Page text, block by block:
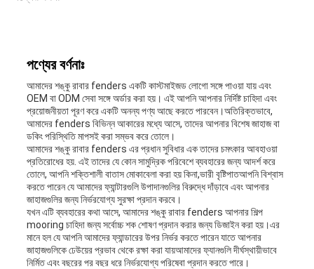
সাইট
ম্যাপ
PRIVACY
POLICY
পণ্যের বর্ণনাঃ
আমাদের শঙ্কু রাবার fenders একটি কাস্টমাইজড লোগো সঙ্গে পাওয়া যায় এবং
OEM বা ODM সেবা সঙ্গে অর্ডার করা হয়। এই আপনি আপনার নির্দিষ্ট চাহিদা এবং
প্রয়োজনীয়তা পূরণ করে একটি অনন্য পণ্য আছে করতে পারবেন।অতিরিক্তভাবে,
আমাদের fenders বিভিন্ন আকারের মধ্যে আসে, তাদের আপনার বিশেষ জাহাজ বা
ডকিং পরিস্থিতি মাপসই করা সম্ভব করে তোলে।
আমাদের শঙ্কু রাবার fenders এর প্রধান সুবিধার এক তাদের চমৎকার আবহাওয়া
প্রতিরোধের হয়. এই তাদের যে কোন সামুদ্রিক পরিবেশে ব্যবহারের জন্য আদর্শ করে
তোলে, আপনি শক্তিশালী বাতাস মোকাবেলা করা হয় কিনা,ভারী বৃষ্টিপাতআপনি বিশ্বাস
করতে পারেন যে আমাদের ফ্যান্টারগুলি উপাদানগুলির বিরুদ্ধে দাঁড়াবে এবং আপনার
জাহাজগুলির জন্য নির্ভরযোগ্য সুরক্ষা প্রদান করবে।
যখন এটি ব্যবহারের কথা আসে, আমাদের শঙ্কু রাবার fenders আপনার শিল্প
mooring চাহিদা জন্য সর্বোচ্চ শক শোষণ প্রদান করার জন্য ডিজাইন করা হয়।এর
মানে হল যে আপনি আমাদের ফ্যান্ডারের উপর নির্ভর করতে পারেন যাতে আপনার
জাহাজগুলিকে ঢেউয়ের প্রভাব থেকে রক্ষা করা যায়আমাদের ফ্যানগুলি দীর্ঘস্থায়ীভাবে
নির্মিত এবং বছরের পর বছর ধরে নির্ভরযোগ্য পরিষেবা প্রদান করতে পারে।